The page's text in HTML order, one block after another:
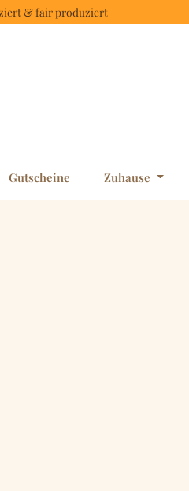
& fair produziert
Gutscheine Zuhause